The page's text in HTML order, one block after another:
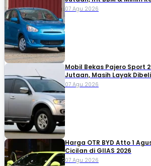
07 Agu 2026
Mobil Bekas Pajero Sport
Jutaan, Masih Layak
07 Agu 2026
Harga OTR BYD Atto 1
Cicilan di GIIAS 2026
07 Agu 2026